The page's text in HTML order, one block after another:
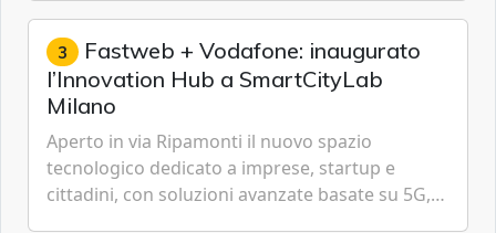
espressione dell'...
3 Fastweb + Vodafone: inaugurato
l’Innovation Hub a SmartCityLab
Milano
Aperto in via Ripamonti il nuovo spazio
tecnologico dedicato a imprese, startup e
cittadini, con soluzioni avanzate basate su 5G,